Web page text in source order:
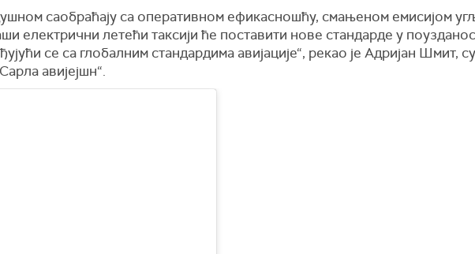
саобраћају са оперативном ефикасношћу, смањеном емисијом
електрични летећи таксији ће поставити нове стандарде у
се са глобалним стандардима авијације“, рекао је Адријан Шмит,
авијејшн“.